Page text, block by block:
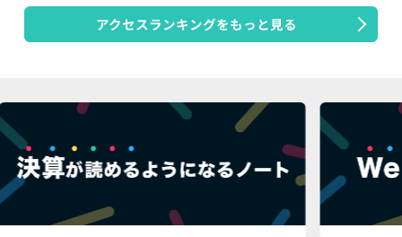
アクセスランキングをもっと見る